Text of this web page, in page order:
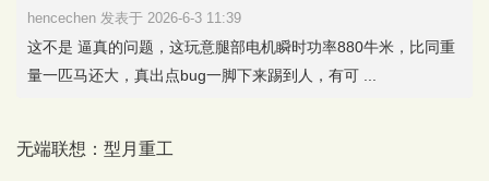
hencechen 发表于 2026-6-3 11:39
这不是 逼真的问题，这玩意腿部电机瞬时功率880牛米，比同重
量一匹马还大，真出点bug一脚下来踢到人，有可 ...
无端联想：型月重工